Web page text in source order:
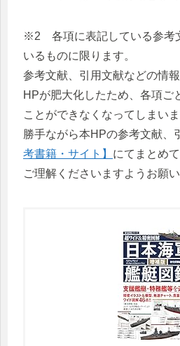
※2 各項に表記している参考
いるものに限ります。
参考文献、引用文献などの情
HPが肥大化したため、各項ご
ことができなくなってしまいま
勝手ながら本HPの参考文献、
考書籍・サイト】 にてまとめ
ご理解くださいますようお願い